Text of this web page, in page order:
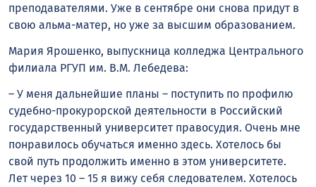
преподавателями. Уже в сентябре они снова придут в
свою альма-матер, но уже за высшим образованием.
Мария Ярошенко, выпускница колледжа Центрального
филиала РГУП им. В.М. Лебедева:
– У меня дальнейшие планы – поступить по профилю
судебно-прокурорской деятельности в Российский
государственный университет правосудия. Очень мне
понравилось обучаться именно здесь. Хотелось бы
свой путь продолжить именно в этом университете.
Лет через 10 – 15 я вижу себя следователем. Хотелось